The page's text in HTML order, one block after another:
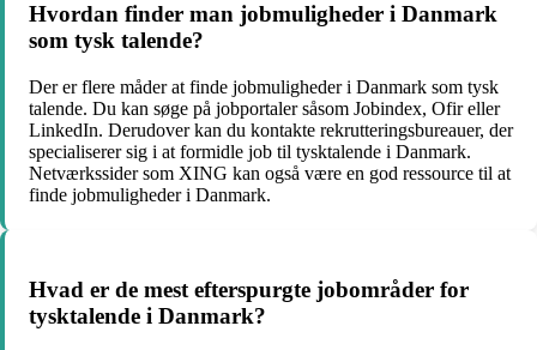
Hvordan finder man jobmuligheder i Danmark
som tysk talende?
Der er flere måder at finde jobmuligheder i Danmark som tysk
talende. Du kan søge på jobportaler såsom Jobindex, Ofir eller
LinkedIn. Derudover kan du kontakte rekrutteringsbureauer, der
specialiserer sig i at formidle job til tysktalende i Danmark.
Netværkssider som XING kan også være en god ressource til at
finde jobmuligheder i Danmark.
Hvad er de mest efterspurgte jobområder for
tysktalende i Danmark?